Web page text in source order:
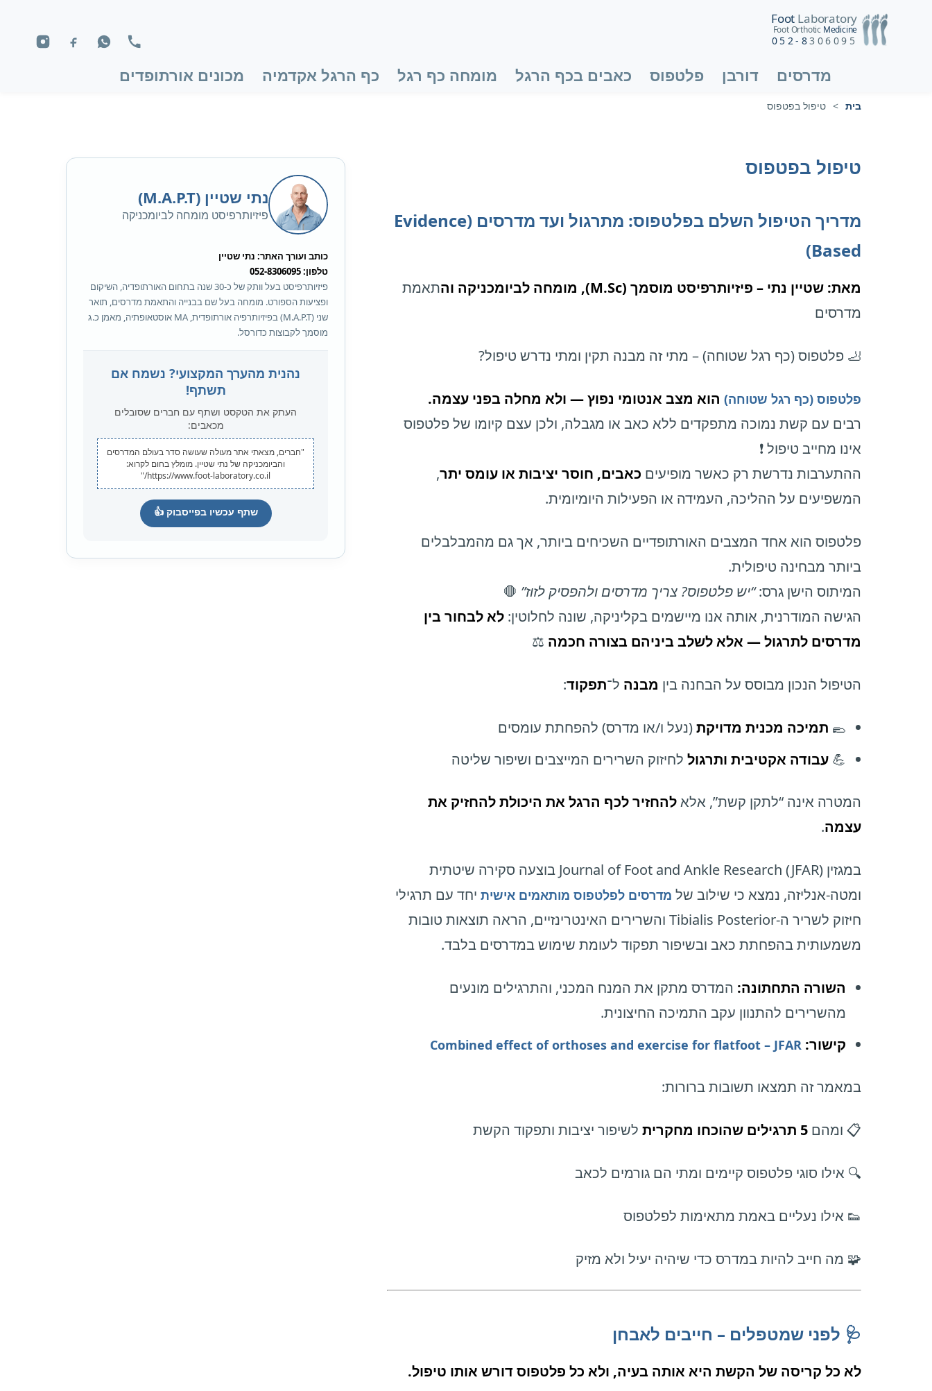
Foot Laboratory
Foot Orthotic Medicine
052-8306095
מדרסים דורבן פלטפוס כאבים בכף הרגל מומחה כף רגל כף הרגל אקדמיה מכונים אורתופדים
בית > טיפול בפטפוס
טיפול בפטפוס
מדריך הטיפול השלם בפלטפוס: מתרגול ועד מדרסים (Evidence
Based)
מאת: שטיין נתי – פיזיותרפיסט מוסמך (M.Sc), מומחה לביומכניקה וה
תאמת
מדרסים
🦶 פלטפוס (כף רגל שטוחה) – מתי זה מבנה תקין ומתי נדרש טיפול?
פלטפוס (כף רגל שטוחה) הוא מצב אנטומי נפוץ — ולא מחלה בפני עצמה.
רבים עם קשת נמוכה מתפקדים ללא כאב או מגבלה, ולכן עצם קיומו של פלטפוס
אינו מחייב טיפול ❗
ההתערבות נדרשת רק כאשר מופיעים כאבים, חוסר יציבות או עומס יתר,
המשפיעים על ההליכה, העמידה או הפעילות היומיומית.
פלטפוס הוא אחד המצבים האורתופדיים השכיחים ביותר, אך גם מהמבלבלים
ביותר מבחינה טיפולית.
המיתוס הישן גרס:“יש פלטפוס? צריך מדרסים ולהפסיק לזוז” 🛑
הגישה המודרנית, אותה אנו מיישמים בקליניקה, שונה לחלוטין: לא לבחור בין
מדרסים לתרגול — אלא לשלב ביניהם בצורה חכמה ⚖️
הטיפול הנכון מבוסס על הבחנה בין מבנה ל־תפקוד:
🥿 תמיכה מכנית מדויקת(נעל ו/או מדרס) להפחתת עומסים
💪 עבודה אקטיבית ותרגול לחיזוק השרירים המייצבים ושיפור שליטה
המטרה אינה “לתקן קשת”, אלאלהחזיר לכף הרגל את היכולת להחזיק את
עצמה.
במגזין Journal of Foot and Ankle Research (JFAR) בוצעה סקירה שיטתית
ומטה-אנליזה, נמצא כי שילוב של מדרסים לפלטפוס מותאמים אישית יחד עם תרגילי
חיזוק לשריר ה-Tibialis Posterior והשרירים האינטרינזיים, הראה תוצאות טובות
משמעותית בהפחתת כאב ובשיפור תפקוד לעומת שימוש במדרסים בלבד.
השורה התחתונה: המדרס מתקן את המנח המכני, והתרגילים מונעים
מהשרירים להתנוון עקב התמיכה החיצונית.
קישור: Combined effect of orthoses and exercise for flatfoot – JFAR
במאמר זה תמצאו תשובות ברורות:
📋 ומהם 5 תרגילים שהוכחו מחקרית לשיפור יציבות ותפקוד הקשת
🔍 אילו סוגי פלטפוס קיימים ומתי הם גורמים לכאב
👟 אילו נעליים באמת מתאימות לפלטפוס
🧩 מה חייב להיות במדרס כדי שיהיה יעיל ולא מזיק
🩺 לפני שמטפלים – חייבים לאבחן
לא כל קריסה של הקשת היא אותה בעיה, ולא כל פלטפוס דורש אותו טיפול.
נתי שטיין (M.A.P.T)
פיזיותרפיסט מומחה לביומכניקה
כותב ועורך האתר: נתי שטיין
טלפון: 052-8306095
פיזיותרפיסט בעל וותק של כ-30 שנה בתחום האורתופדיה, השיקום
ופציעות הספורט. מומחה בעל שם בבנייה והתאמת מדרסים, תואר
שני (M.A.P.T) בפיזיותרפיה אורתופדית, MA אוסטאופתיה, מאמן כ.ג
מוסמך לקבוצות כדורסל.
נהנית מהערך המקצועי? נשמח אם
תשתף!
העתק את הטקסט ושתף עם חברים שסובלים
מכאבים:
"חברים, מצאתי אתר מעולה שעושה סדר בעולם המדרסים
והביומכניקה של נתי שטיין. מומלץ בחום לקרוא:
https://www.foot-laboratory.co.il/"
שתף עכשיו בפייסבוק 👍